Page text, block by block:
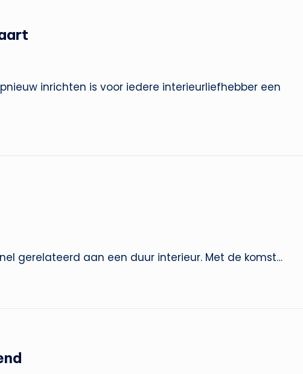
inrichten is voor iedere interieurliefhebber een
gerelateerd aan een duur interieur. Met de komst…